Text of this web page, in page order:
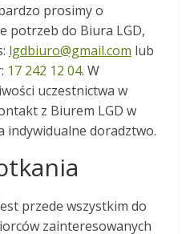
prosimy o
potrzeb do Biura LGD,
lgdbiuro@gmail.com lub
17 242 12 04. W
uczestnictwa w
z Biurem LGD w
indywidualne doradztwo.
przede wszystkim do
zainteresowanych